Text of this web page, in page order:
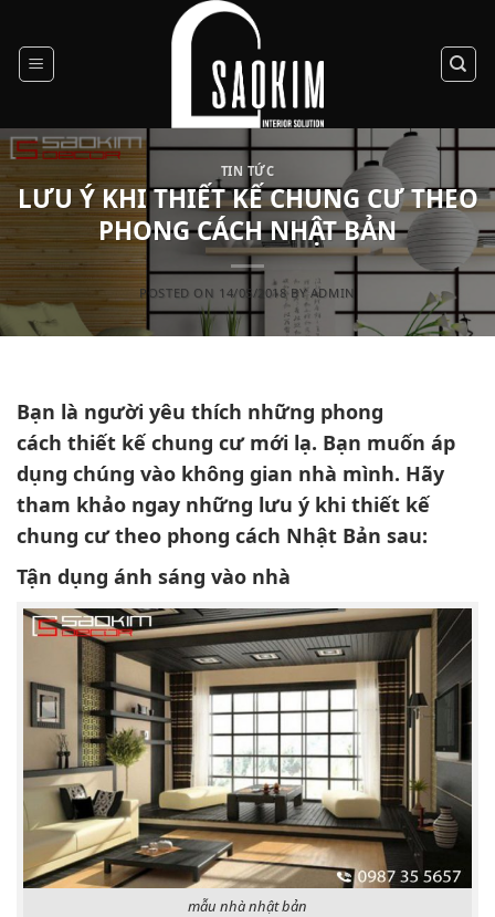
content
TIN TỨC
LƯU Ý KHI THIẾT KẾ CHUNG CƯ THEO
PHONG CÁCH NHẬT BẢN
POSTED ON 14/05/2018BY ADMIN
Bạn là người yêu thích những phong
cách thiết kế chung cưmới lạ. Bạn muốn áp
dụng chúng vào không gian nhà mình. Hãy
tham khảo ngay những lưu ý khi thiết kế
chung cư theo phong cách Nhật Bản sau:
Tận dụng ánh sáng vào nhà
mẫu nhà nhật bản